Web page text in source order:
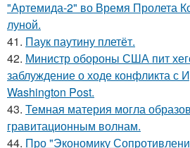
"Артемида-2" во Время Пролета
луной.
41. Паук паутину плетёт.
42. Министр обороны США пит
заблуждение о ходе конфликта с
Washington Post.
43. Темная материя могла
гравитационным волнам.
44. Про "Экономику